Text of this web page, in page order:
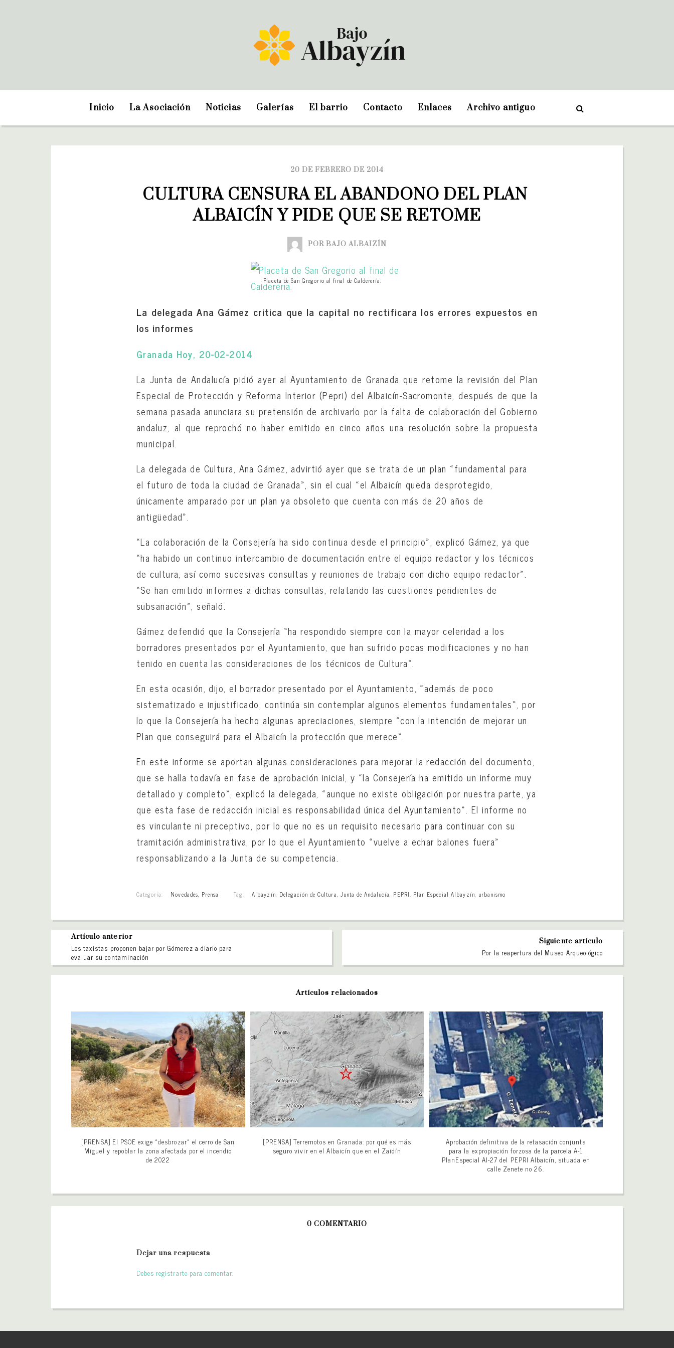
Inicio La Asociación Noticias Galerías El barrio Contacto Enlaces Archivo antiguo
20 DE FEBRERO DE 2014
CULTURA CENSURA EL ABANDONO DEL PLAN
ALBAICÍN Y PIDE QUE SE RETOME
POR BAJO ALBAIZÍN
Placeta de San Gregorio al final de Calderería.
La delegada Ana Gámez critica que la capital no rectificara los errores expuestos en
los informes
Granada Hoy, 20-02-2014
La Junta de Andalucía pidió ayer al Ayuntamiento de Granada que retome la revisión del Plan
Especial de Protección y Reforma Interior (Pepri) del Albaicín-Sacromonte, después de que la
semana pasada anunciara su pretensión de archivarlo por la falta de colaboración del Gobierno
andaluz, al que reprochó no haber emitido en cinco años una resolución sobre la propuesta
municipal.
La delegada de Cultura, Ana Gámez, advirtió ayer que se trata de un plan «fundamental para
el futuro de toda la ciudad de Granada», sin el cual «el Albaicín queda desprotegido,
únicamente amparado por un plan ya obsoleto que cuenta con más de 20 años de
antigüedad».
«La colaboración de la Consejería ha sido continua desde el principio», explicó Gámez, ya que
«ha habido un continuo intercambio de documentación entre el equipo redactor y los técnicos
de cultura, así como sucesivas consultas y reuniones de trabajo con dicho equipo redactor».
«Se han emitido informes a dichas consultas, relatando las cuestiones pendientes de
subsanación», señaló.
Gámez defendió que la Consejería «ha respondido siempre con la mayor celeridad a los
borradores presentados por el Ayuntamiento, que han sufrido pocas modificaciones y no han
tenido en cuenta las consideraciones de los técnicos de Cultura».
En esta ocasión, dijo, el borrador presentado por el Ayuntamiento, «además de poco
sistematizado e injustificado, continúa sin contemplar algunos elementos fundamentales», por
lo que la Consejería ha hecho algunas apreciaciones, siempre «con la intención de mejorar un
Plan que conseguirá para el Albaicín la protección que merece».
En este informe se aportan algunas consideraciones para mejorar la redacción del documento,
que se halla todavía en fase de aprobación inicial, y «la Consejería ha emitido un informe muy
detallado y completo», explicó la delegada, «aunque no existe obligación por nuestra parte, ya
que esta fase de redacción inicial es responsabilidad única del Ayuntamiento». El informe no
es vinculante ni preceptivo, por lo que no es un requisito necesario para continuar con su
tramitación administrativa, por lo que el Ayuntamiento «vuelve a echar balones fuera»
responsablizando a la Junta de su competencia.
Categoría: Novedades Prensa Tag: Albayzín Delegación de Cultura Junta de Andalucía PEPRI. Plan Especial Albayzín urbanismo
Artículo anterior
Los taxistas proponen bajar por Gómerez a diario para
evaluar su contaminación
Siguiente artículo
Por la reapertura del Museo Arqueológico
Artículos relacionados
[PRENSA] El PSOE exige «desbrozar» el cerro de San
Miguel y repoblar la zona afectada por el incendio
de 2022
[PRENSA] Terremotos en Granada: por qué es más
seguro vivir en el Albaicín que en el Zaidín
Aprobación definitiva de la retasación conjunta
para la expropiación forzosa de la parcela A-1
PlanEspecial AI-27 del PEPRI Albaicín, situada en
calle Zenete no 26.
0 COMENTARIO
Dejar una respuesta
Debes registrarte para comentar.